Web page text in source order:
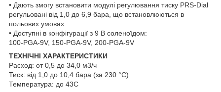
• Дають змогу встановити модулі регулювання тиску PRS-Dial
регульовані від 1,0 до 6,9 бара, що встановлюються в
польових умовах
• Доступні в конфігурації з 9 В соленоїдом:
100-PGA-9V, 150-PGA-9V, 200-PGA-9V
ТЕХНІЧНІ ХАРАКТЕРИСТИКИ
Расход: от 0,5 до 34,0 м3/ч
Тиск: від 1,0 до 10,4 бара (за 230 °C)
Температура: до 43С